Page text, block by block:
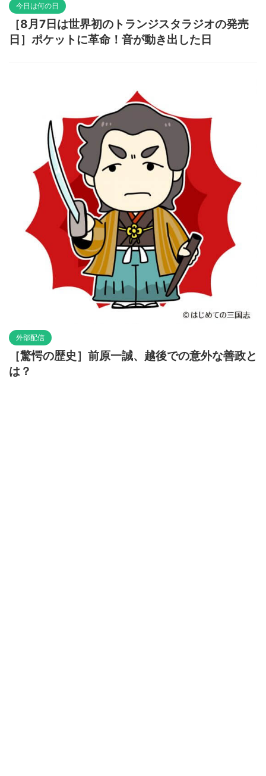
今日は何の日
［8月7日は世界初のトランジスタラジオの発売
日］ポケットに革命！音が動き出した日
外部配信
［驚愕の歴史］前原一誠、越後での意外な善政と
は？